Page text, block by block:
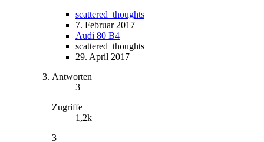
scattered_thoughts
7. Februar 2017
Audi 80 B4
scattered_thoughts
29. April 2017
Antworten
3
Zugriffe
1,2k
3